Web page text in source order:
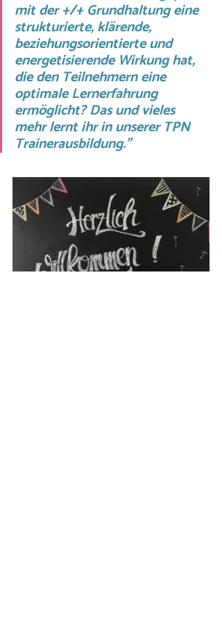
mit der +/+ Grundhaltung eine
strukturierte, klärende,
beziehungsorientierte und
energetisierende Wirkung hat,
die den Teilnehmern eine
optimale Lernerfahrung
ermöglicht? Das und vieles
mehr lernt ihr in unserer TPN
Trainerausbildung."